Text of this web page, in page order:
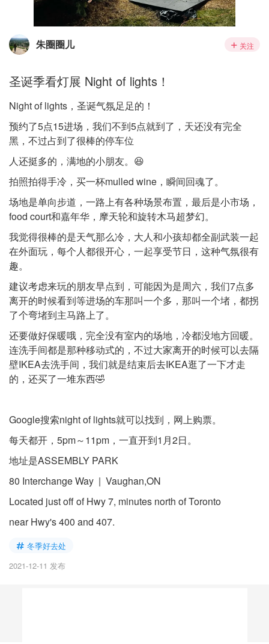
朱圈圈儿 关注
圣诞季看灯展 Night of lights！
Night of lights，圣诞气氛足足的！
预约了5点15进场，我们不到5点就到了，天还没有完全
黑，不过占到了很棒的停车位
人还挺多的，满地的小朋友。😆
拍照拍得手冷，买一杯mulled wine，瞬间回魂了。
场地是单向步道，一路上有各种场景布置，最后是小市场，
food court和嘉年华，摩天轮和旋转木马超梦幻。
我觉得很棒的是天气那么冷，大人和小孩却都全副武装一起
在外面玩，每个人都很开心，一起享受节日，这种气氛很有
趣。
建议考虑来玩的朋友早点到，可能因为是周六，我们7点多
离开的时候看到等进场的车那叫一个多，那叫一个堵，都拐
了个弯堵到主马路上了。
还要做好保暖哦，完全没有室内的场地，冷都没地方回暖。
连洗手间都是那种移动式的，不过大家离开的时候可以去隔
壁IKEA去洗手间，我们就是结束后去IKEA逛了一下才走
的，还买了一堆东西🤣
Google搜索night of lights就可以找到，网上购票。
每天都开，5pm～11pm，一直开到1月2日。
地址是ASSEMBLY PARK
80 Interchange Way | Vaughan,ON
Located just off of Hwy 7, minutes north of Toronto
​near Hwy's 400 and 407.
冬季好去处
2021-12-11 发布